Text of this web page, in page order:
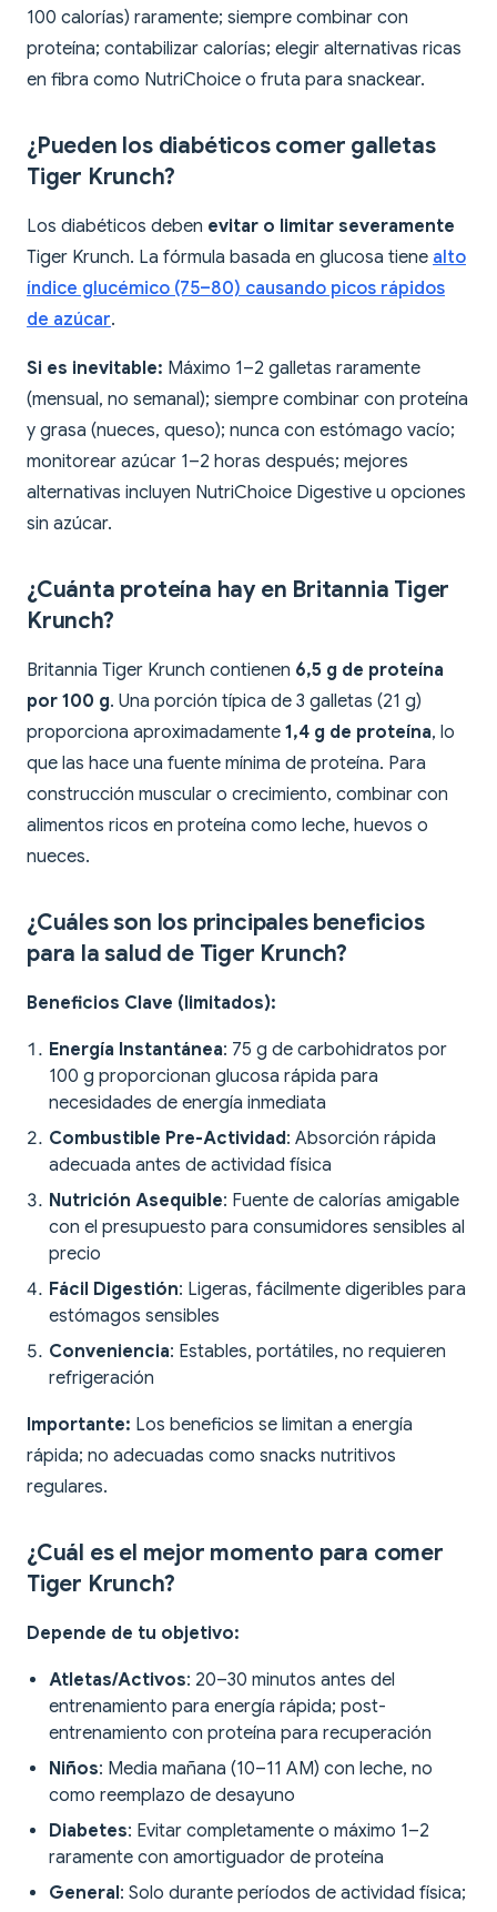
100 calorías) raramente; siempre combinar con
proteína; contabilizar calorías; elegir alternativas ricas
en fibra como NutriChoice o fruta para snackear.
¿Pueden los diabéticos comer galletas
Tiger Krunch?
Los diabéticos deben evitar o limitar severamente
Tiger Krunch. La fórmula basada en glucosa tiene alto
índice glucémico (75–80) causando picos rápidos
de azúcar.
Si es inevitable: Máximo 1–2 galletas raramente
(mensual, no semanal); siempre combinar con proteína
y grasa (nueces, queso); nunca con estómago vacío;
monitorear azúcar 1–2 horas después; mejores
alternativas incluyen NutriChoice Digestive u opciones
sin azúcar.
¿Cuánta proteína hay en Britannia Tiger
Krunch?
Britannia Tiger Krunch contienen 6,5 g de proteína
por 100 g. Una porción típica de 3 galletas (21 g)
proporciona aproximadamente 1,4 g de proteína, lo
que las hace una fuente mínima de proteína. Para
construcción muscular o crecimiento, combinar con
alimentos ricos en proteína como leche, huevos o
nueces.
¿Cuáles son los principales beneficios
para la salud de Tiger Krunch?
Beneficios Clave (limitados):
Energía Instantánea: 75 g de carbohidratos por
100 g proporcionan glucosa rápida para
necesidades de energía inmediata
Combustible Pre-Actividad: Absorción rápida
adecuada antes de actividad física
Nutrición Asequible: Fuente de calorías amigable
con el presupuesto para consumidores sensibles al
precio
Fácil Digestión: Ligeras, fácilmente digeribles para
estómagos sensibles
Conveniencia: Estables, portátiles, no requieren
refrigeración
Importante: Los beneficios se limitan a energía
rápida; no adecuadas como snacks nutritivos
regulares.
¿Cuál es el mejor momento para comer
Tiger Krunch?
Depende de tu objetivo:
Atletas/Activos: 20–30 minutos antes del
entrenamiento para energía rápida; post-
entrenamiento con proteína para recuperación
Niños: Media mañana (10–11 AM) con leche, no
como reemplazo de desayuno
Diabetes: Evitar completamente o máximo 1–2
raramente con amortiguador de proteína
General: Solo durante períodos de actividad física;